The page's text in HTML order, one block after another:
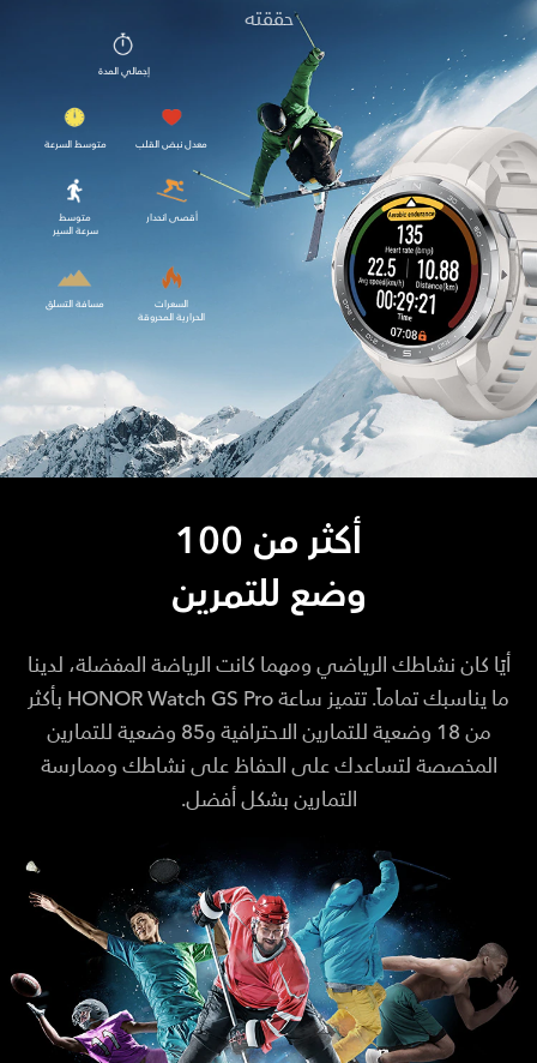
حققته
إجمالي المدة
متوسط ​​السرعة معدل نبض القلب
متوسط
سرعة السير
أقصى انحدار
مسافة التسلق
السعرات
الحرارية المحروقة
أكثر من 100
وضع للتمرين
أيًا كان نشاطك الرياضي ومهما كانت الرياضة المفضلة، لدينا
ما يناسبك تماماً. تتميز ساعة HONOR Watch GS Pro بأكثر
من 18 وضعية للتمارين الاحترافية و85 وضعية للتمارين
المخصصة لتساعدك على الحفاظ على نشاطك وممارسة
التمارين بشكل أفضل.